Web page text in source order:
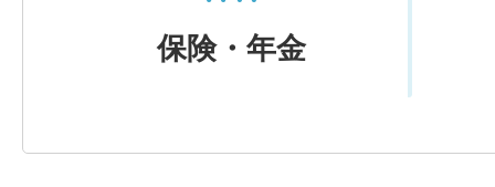
保険・年金